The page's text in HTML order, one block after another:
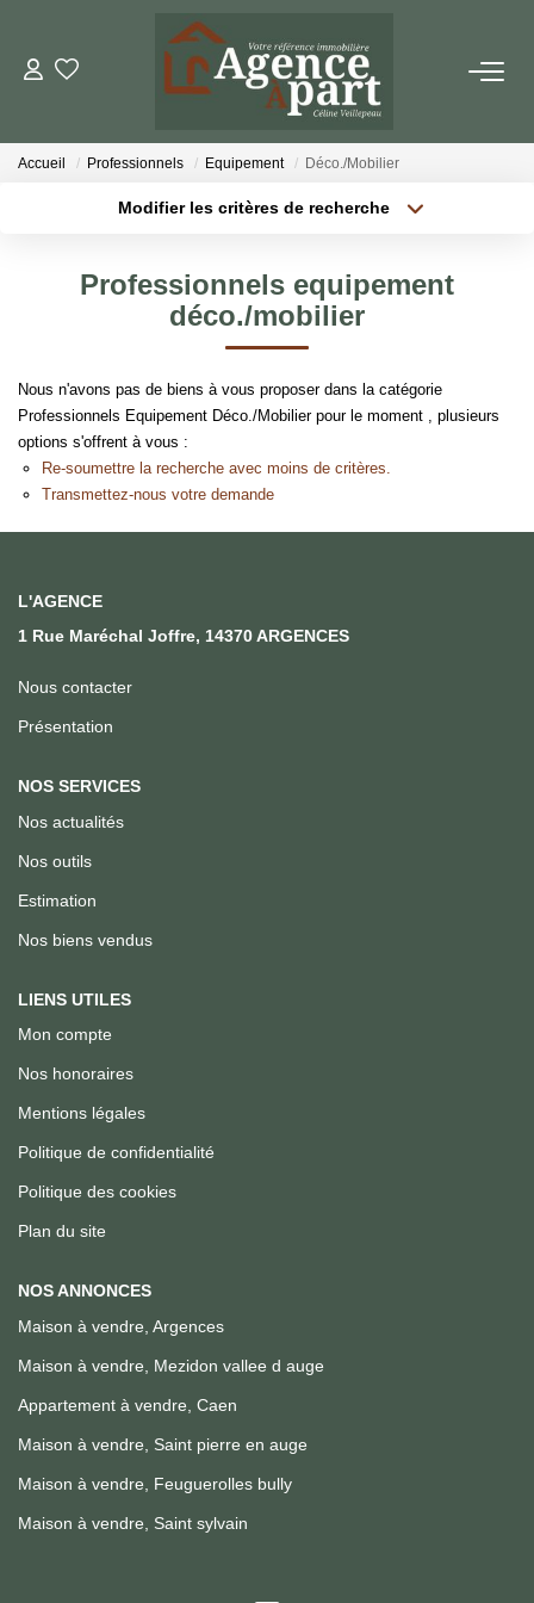
NOS BIENS
Locations
ESTIMER
PARRAINER UN PROCHE
NOTRE AGENCE
Accueil Professionnels Equipement Déco./Mobilier
Modifier les critères de recherche
Budget max
Professionnels equipement
déco./mobilier
Nous n'avons pas de biens à vous proposer dans la catégorie
Professionnels Equipement Déco./Mobilier pour le moment , plusieurs
options s'offrent à vous :
Re-soumettre la recherche avec moins de critères.
Transmettez-nous votre demande
L'AGENCE
1 Rue Maréchal Joffre, 14370 ARGENCES
Nous contacter
Présentation
NOS SERVICES
Nos actualités
Nos outils
Estimation
Nos biens vendus
LIENS UTILES
Mon compte
Nos honoraires
Mentions légales
Politique de confidentialité
Politique des cookies
Plan du site
NOS ANNONCES
Maison à vendre, Argences
Maison à vendre, Mezidon vallee d auge
Appartement à vendre, Caen
Maison à vendre, Saint pierre en auge
Maison à vendre, Feuguerolles bully
Maison à vendre, Saint sylvain